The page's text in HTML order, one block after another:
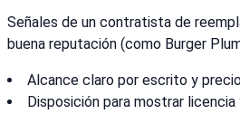
Señales de un contratista de
buena reputación (como Burger
Alcance claro por escrito y
Disposición para mostrar